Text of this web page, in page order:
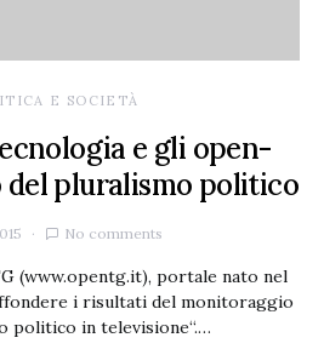
E SOCIETÀ
e gli open-
del pluralismo politico
No comments
(www.opentg.it), portale nato nel
i risultati del monitoraggio
politico in televisione“.…